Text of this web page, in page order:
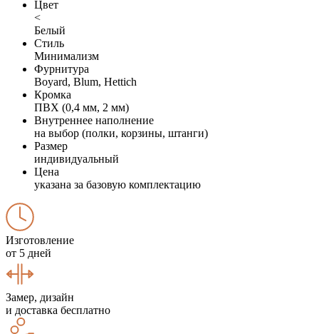
Цвет
<
Белый
Стиль
Минимализм
Фурнитура
Boyard, Blum, Hettich
Кромка
ПВХ (0,4 мм, 2 мм)
Внутреннее наполнение
на выбор (полки, корзины, штанги)
Размер
индивидуальный
Цена
указана за базовую комплектацию
Изготовление
от 5 дней
Замер, дизайн
и доставка бесплатно